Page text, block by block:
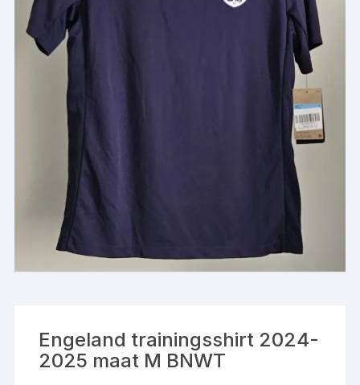
Engeland trainingsshirt 2024-
2025 maat M BNWT